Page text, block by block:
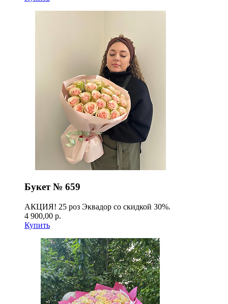
Букет № 659
АКЦИЯ! 25 роз Эквадор со скидкой 30%.
4 900,00 р.
Купить